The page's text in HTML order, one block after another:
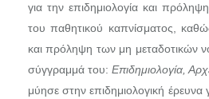
για την επιδημιολογία και
του παθητικού καπνίσματος,
και πρόληψη των μη μεταδοτικών
σύγγραμμά του: Επιδημιολογία,
μύησε στην επιδημιολογική έρευνα